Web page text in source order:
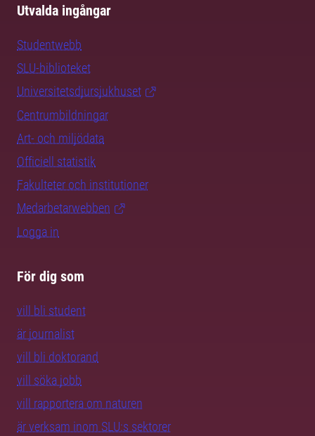
Utvalda ingångar
Studentwebb
SLU-biblioteket
Universitetsdjursjukhuset
Centrumbildningar
Art- och miljödata
Officiell statistik
Fakulteter och institutioner
Medarbetarwebben
Logga in
För dig som
vill bli student
är journalist
vill bli doktorand
vill söka jobb
vill rapportera om naturen
är verksam inom SLU:s sektorer